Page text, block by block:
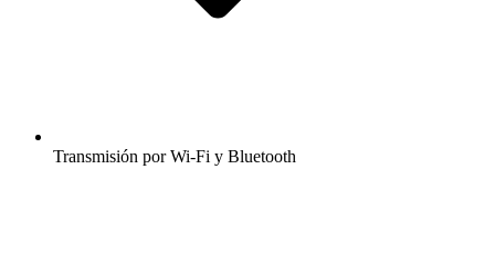
Transmisión por Wi-Fi y Bluetooth